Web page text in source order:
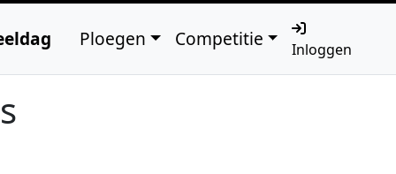
Ploegen Competitie Inloggen